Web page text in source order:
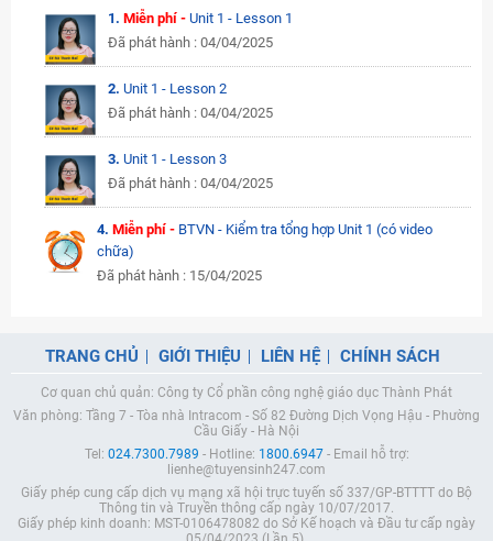
1. Miễn phí - Unit 1 - Lesson 1
Đã phát hành : 04/04/2025
2. Unit 1 - Lesson 2
Đã phát hành : 04/04/2025
3. Unit 1 - Lesson 3
Đã phát hành : 04/04/2025
4.Miễn phí - BTVN - Kiểm tra tổng hợp Unit 1 (có video
chữa)
Đã phát hành : 15/04/2025
TRANG CHỦ GIỚI THIỆU LIÊN HỆ CHÍNH SÁCH
Cơ quan chủ quản: Công ty Cổ phần công nghệ giáo dục Thành Phát
Văn phòng: Tầng 7 - Tòa nhà Intracom - Số 82 Đường Dịch Vọng Hậu - Phường
Cầu Giấy - Hà Nội
Tel: 024.7300.7989 - Hotline: 1800.6947- Email hỗ trợ:
lienhe@tuyensinh247.com
Giấy phép cung cấp dịch vụ mạng xã hội trực tuyến số 337/GP-BTTTT do Bộ
Thông tin và Truyền thông cấp ngày 10/07/2017.
Giấy phép kinh doanh: MST-0106478082 do Sở Kế hoạch và Đầu tư cấp ngày